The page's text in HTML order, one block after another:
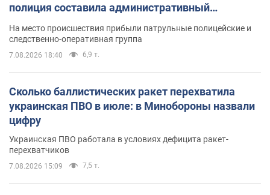
полиция составила административный
На место происшествия прибыли патрульные полицейские и
следственно-оперативная группа
7.08.2026 18:40 6,9 т.
Сколько баллистических ракет перехватила
украинская ПВО в июле: в Минобороны назвали
цифру
Украинская ПВО работала в условиях дефицита ракет-
перехватчиков
7.08.2026 15:09 7,5 т.